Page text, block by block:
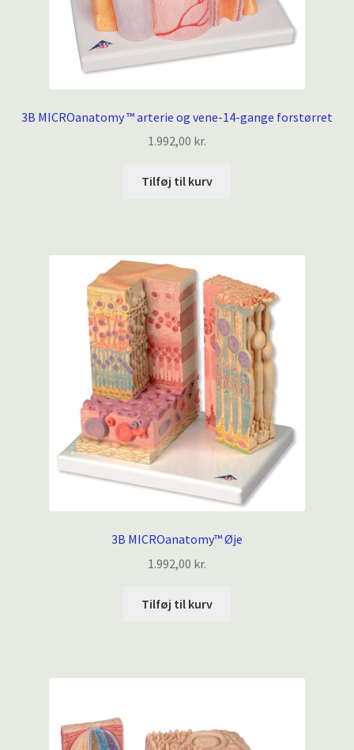
3B MICROanatomy ™ arterie og vene-14-gange forstørret
1.992,00 kr.
Tilføj til kurv
3B MICROanatomy™ Øje
1.992,00 kr.
Tilføj til kurv